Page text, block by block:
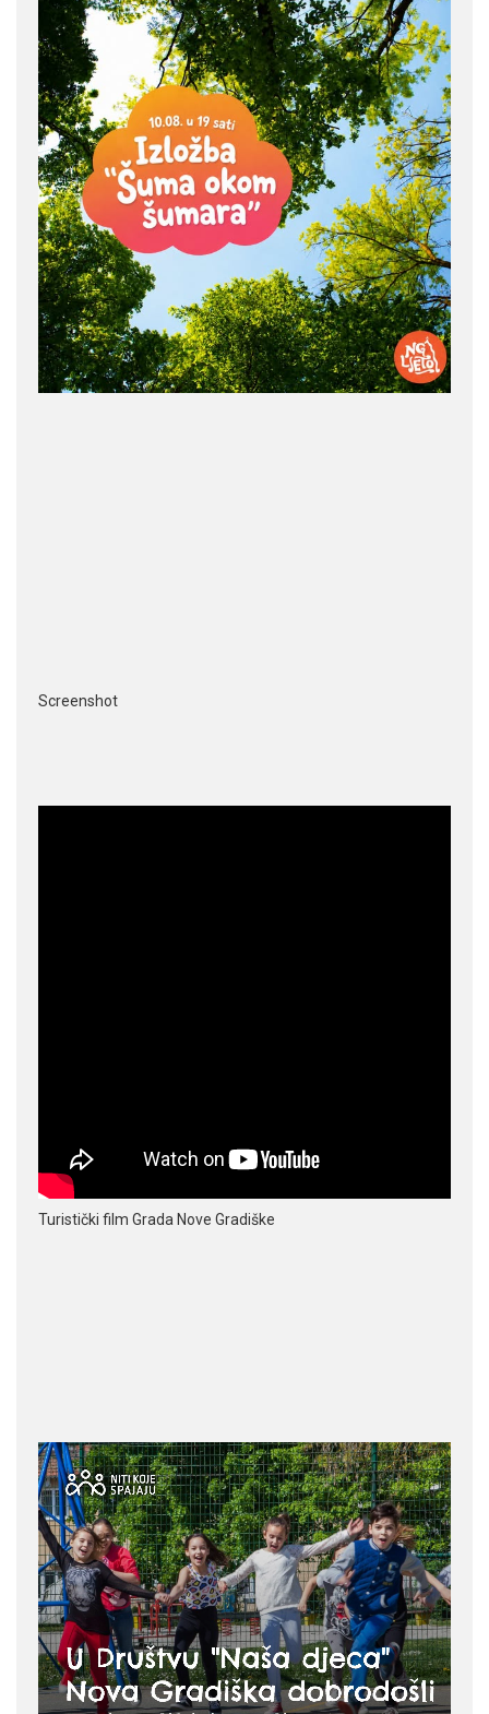
Screenshot
Turistički film Grada Nove Gradiške